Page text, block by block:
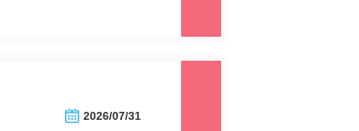
2026/07/31